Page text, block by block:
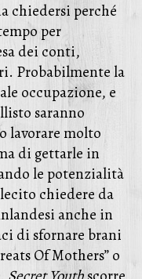
chiedersi perché
per
dei conti,
Probabilmente la
occupazione, e
saranno
lavorare molto
di gettarle in
le potenzialità
chiedere da
anche in
di sfornare brani
Of Mothers” o